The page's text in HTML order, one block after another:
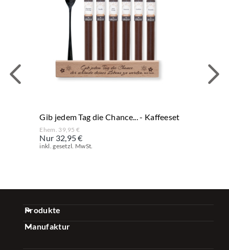
Gib jedem Tag die Chance... - Kaffeeset
Ehem. 39,95 €
Nur 32,95 €
inkl. gesetzl. MwSt.
Produkte
Gewürz Sets
Kaffee Sets
Manufaktur
Über uns